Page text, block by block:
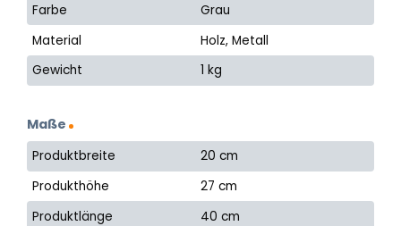
Farbe
Grau
Material
Holz, Metall
Gewicht
1 kg
Maße
Produktbreite
20 cm
Produkthöhe
27 cm
Produktlänge
40 cm